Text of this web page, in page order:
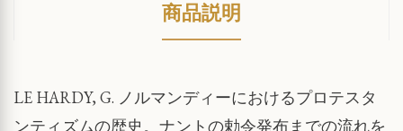
商品説明
LE HARDY, G. ノルマンディーにおけるプロテスタ
ンティズムの歴史。ナントの勅令発布までの流れを